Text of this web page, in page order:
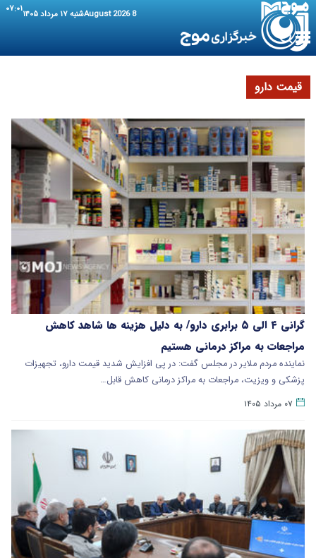
8 August 2026 شنبه ۱۷ مرداد ۱۴۰۵ ۰۷:۰۱
قیمت دارو
گرانی ۴ الی ۵ برابری دارو/ به دلیل هزینه ها شاهد کاهش
مراجعات به مراکز درمانی هستیم
نماینده مردم ملایر در مجلس گفت: در پی افزایش شدید قیمت دارو، تجهیزات
پزشکی و ویزیت، مراجعات به مراکز درمانی کاهش قابل…
۰۷ مرداد ۱۴۰۵